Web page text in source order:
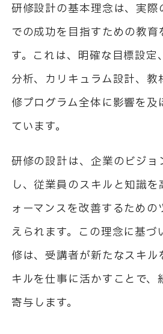
研修設計の基本理念は、実際
での成功を目指すための教
す。これは、明確な目標設定
分析、カリキュラム設計、教
修プログラム全体に影響を及
ています。
研修の設計は、企業のビジョ
し、従業員のスキルと知識を
ォーマンスを改善するため
えられます。この理念に基づ
修は、受講者が新たなスキル
キルを仕事に活かすことで、
寄与します。